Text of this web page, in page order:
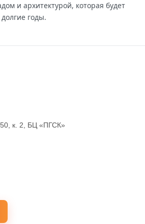
и архитектурой, которая будет
годы.
к. 2, БЦ «ПГСК»